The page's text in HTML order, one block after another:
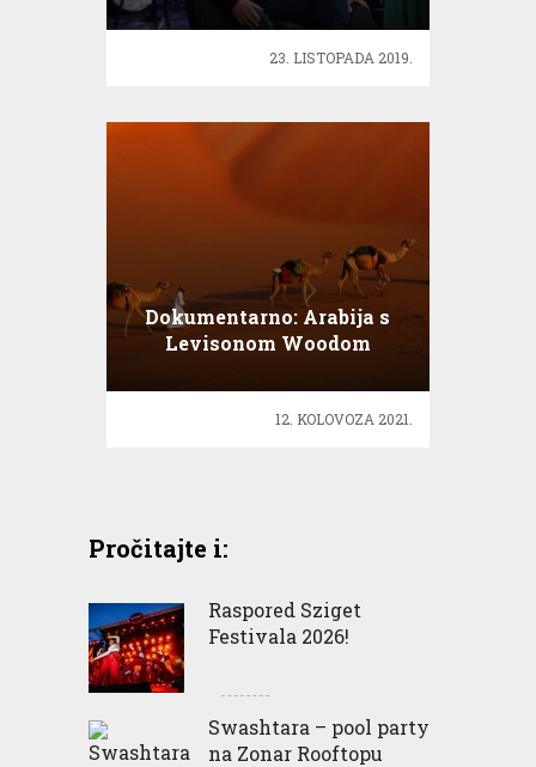
zašto vole..
23. LISTOPADA 2019.
Dokumentarno: Arabija s
Levisonom Woodom
12. KOLOVOZA 2021.
Pročitajte i:
Raspored Sziget
Festivala 2026!
Swashtara – pool party
na Zonar Rooftopu